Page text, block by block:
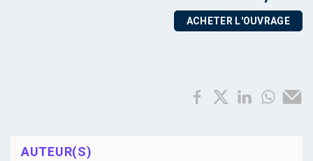
ACHETER L'OUVRAGE
AUTEUR(S)